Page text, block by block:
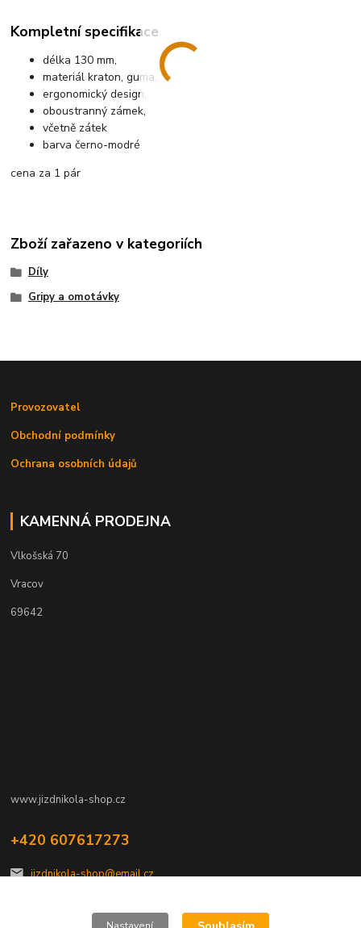
Kompletní specifikace
délka 130 mm,
materiál kraton, guma,
ergonomický design,
oboustranný zámek,
včetně zátek
barva černo-modré
cena za 1 pár
Zboží zařazeno v kategoriích
Díly
Gripy a omotávky
Provozovatel
Obchodní podmínky
Ochrana osobních údajů
KAMENNÁ PRODEJNA
Vlkošská 70
Vracov
69642
www.jizdnikola-shop.cz
+420 607617273
jizdnikola-shop@email.cz